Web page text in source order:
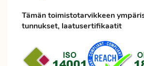
Tämän toimistotarvikkeen
tunnukset, laatusertifikaatit